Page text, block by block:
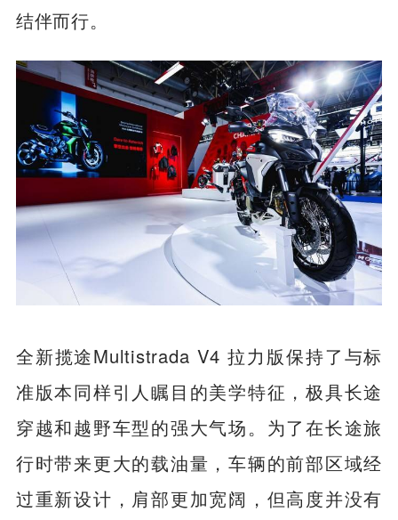
结伴而行。
全新揽途Multistrada V4 拉力版保持了与标
准版本同样引人瞩目的美学特征，极具长途
穿越和越野车型的强大气场。为了在长途旅
行时带来更大的载油量，车辆的前部区域经
过重新设计，肩部更加宽阔，但高度并没有